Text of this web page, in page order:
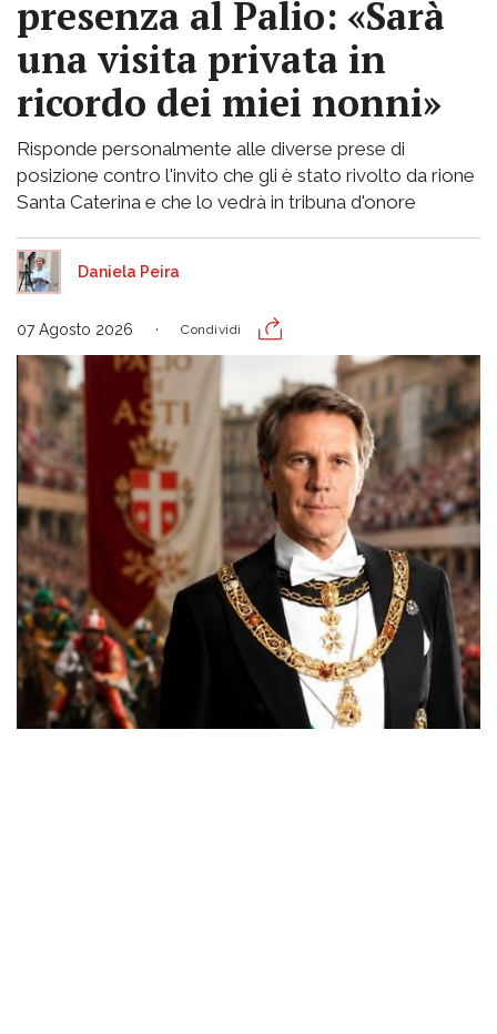
presenza al Palio: «Sarà
una visita privata in
ricordo dei miei nonni»
Risponde personalmente alle diverse prese di
posizione contro l'invito che gli è stato rivolto da rione
Santa Caterina e che lo vedrà in tribuna d'onore
Daniela Peira
07 Agosto 2026 Condividi